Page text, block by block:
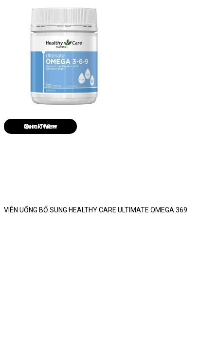
Quick View
VIÊN UỐNG BỔ SUNG HEALTHY CARE ULTIMATE OMEGA 369